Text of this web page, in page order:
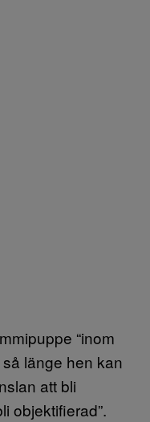
“inom
länge hen kan
att bli
objektifierad”.